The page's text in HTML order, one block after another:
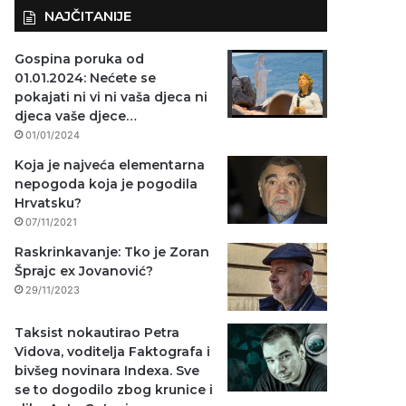
NAJČITANIJE
Gospina poruka od
01.01.2024: Nećete se
pokajati ni vi ni vaša djeca ni
djeca vaše djece…
01/01/2024
Koja je najveća elementarna
nepogoda koja je pogodila
Hrvatsku?
07/11/2021
Raskrinkavanje: Tko je Zoran
Šprajc ex Jovanović?
29/11/2023
Taksist nokautirao Petra
Vidova, voditelja Faktografa i
bivšeg novinara Indexa. Sve
se to dogodilo zbog krunice i